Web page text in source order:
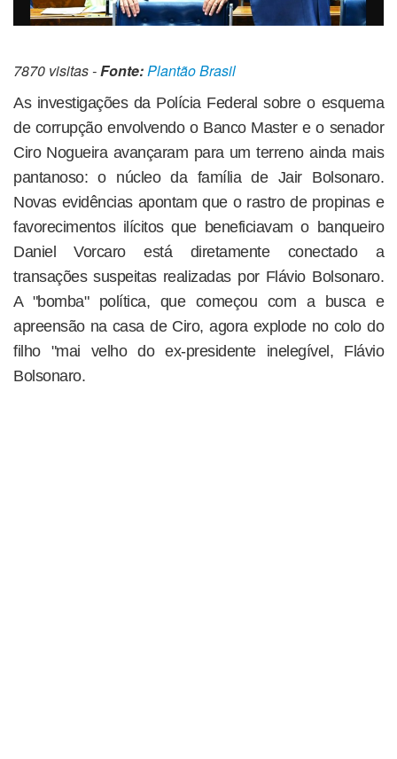
7870 visitas -Fonte:Plantão Brasil
As investigações da Polícia Federal sobre o esquema
de corrupção envolvendo o Banco Master e o senador
Ciro Nogueira avançaram para um terreno ainda mais
pantanoso: o núcleo da família de Jair Bolsonaro.
Novas evidências apontam que o rastro de propinas e
favorecimentos ilícitos que beneficiavam o banqueiro
Daniel Vorcaro está diretamente conectado a
transações suspeitas realizadas por Flávio Bolsonaro.
A "bomba" política, que começou com a busca e
apreensão na casa de Ciro, agora explode no colo do
filho "mai velho do ex-presidente inelegível, Flávio
Bolsonaro.